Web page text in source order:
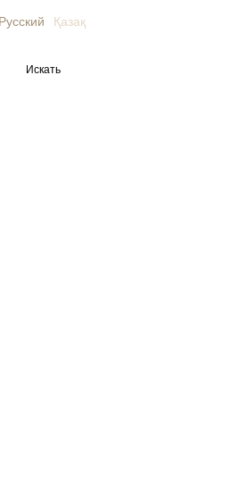
Русский Қазақ